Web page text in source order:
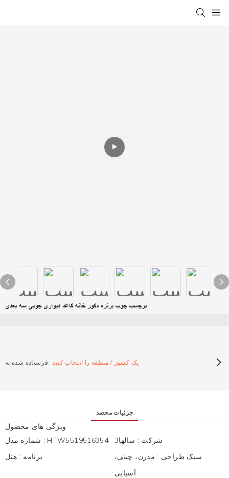
برچسب چوب برنزه دکور خانه کاغذ دیواری چوبی سه بعدی
فرستاده شده به: یک کشور / منطقه را انتخاب کنید
جزئیات محصد
ویژگی های محصول
: HTW5519516354 شرکت : سالها3
برنامه : هتل سبک طراحی : مدرن، چینی،
آسیایی